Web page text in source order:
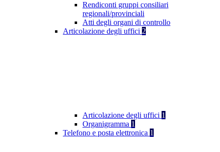
Rendiconti gruppi consiliari
regionali/provinciali
Atti degli organi di controllo
Articolazione degli uffici 2
Articolazione degli uffici 1
Organigramma 1
Telefono e posta elettronica 1